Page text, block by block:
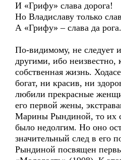
И «Грифу» слава дорога!
Но Владиславу только
А «Грифу» – слава да рога.
По-видимому, не следует
другими, ибо неизвестно,
собственная жизнь.
богат, ни красив, ни
любили прекрасные
его первой жены,
Марины Рындиной, то их
было недолгим. Но оно
значительный след в его
Рындиной посвящен